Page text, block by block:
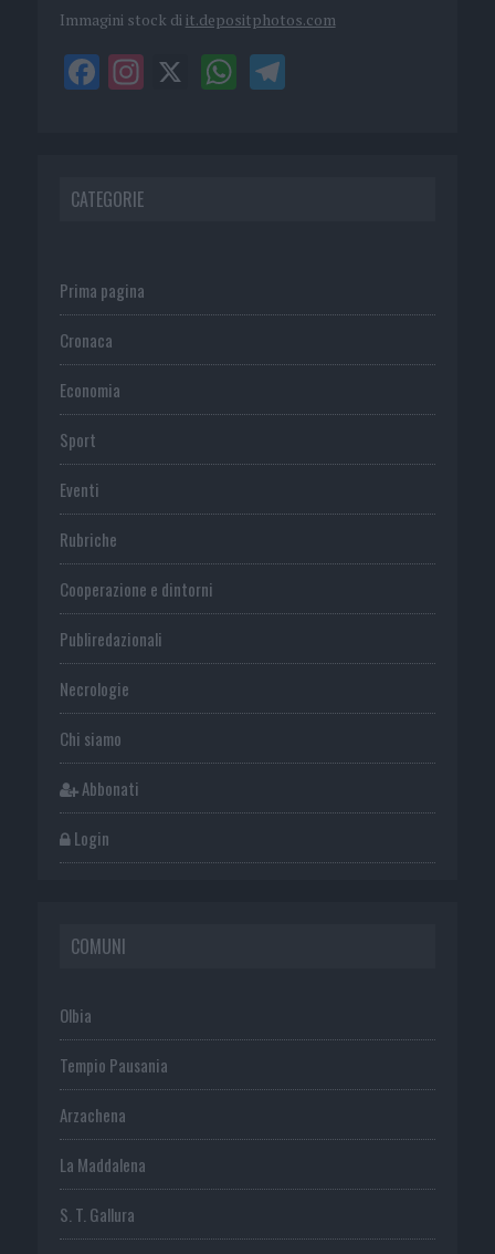
Immagini stock di it.depositphotos.com
CATEGORIE
Prima pagina
Cronaca
Economia
Sport
Eventi
Rubriche
Cooperazione e dintorni
Publiredazionali
Necrologie
Chi siamo
Abbonati
Login
COMUNI
Olbia
Tempio Pausania
Arzachena
La Maddalena
S. T. Gallura